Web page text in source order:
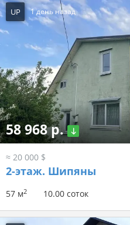
UP 1 день назад
58 968 р.
≈ 20 000 $
2-этаж. Шипяны
57 м2 10.00 соток